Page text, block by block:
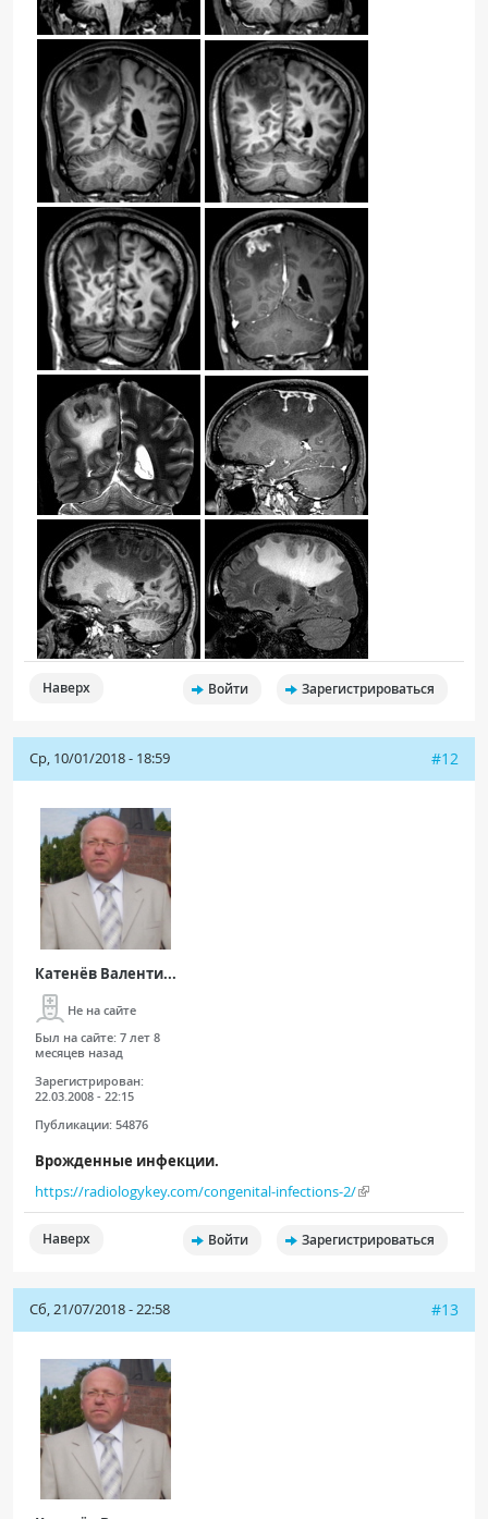
Наверх Войти Зарегистрироваться
Ср, 10/01/2018 - 18:59 #12
Катенёв Валенти...
Не на сайте
Был на сайте: 7 лет 8
месяцев назад
Зарегистрирован:
22.03.2008 - 22:15
Публикации: 54876
Врожденные инфекции.
https://radiologykey.com/congenital-infections-2/
Наверх Войти Зарегистрироваться
Сб, 21/07/2018 - 22:58 #13